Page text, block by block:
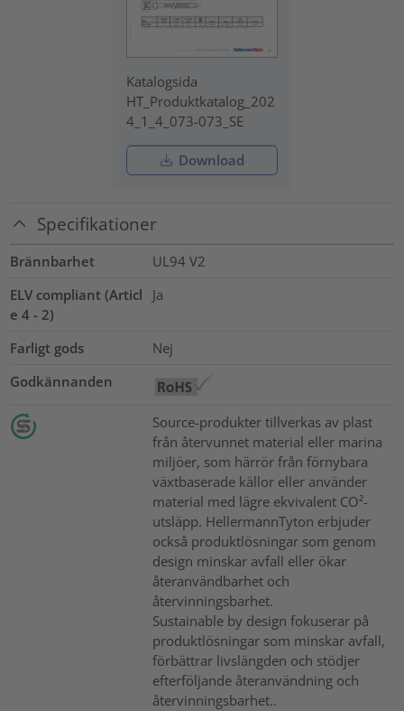
Katalogsida
HT_Produktkatalog_202
4_1_4_073-073_SE
Download
Specifikationer
Brännbarhet
UL94 V2
ELV compliant (Articl
e 4 - 2)
Ja
Farligt gods
Nej
Godkännanden
Source-produkter tillverkas av plast
från återvunnet material eller marina
miljöer, som härrör från förnybara
växtbaserade källor eller använder
material med lägre ekvivalent CO²-
utsläpp. HellermannTyton erbjuder
också produktlösningar som genom
design minskar avfall eller ökar
återanvändbarhet och
återvinningsbarhet.
Sustainable by design fokuserar på
produktlösningar som minskar avfall,
förbättrar livslängden och stödjer
efterföljande återanvändning och
återvinningsbarhet..